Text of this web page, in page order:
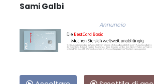
Sami Galbi
Annuncio